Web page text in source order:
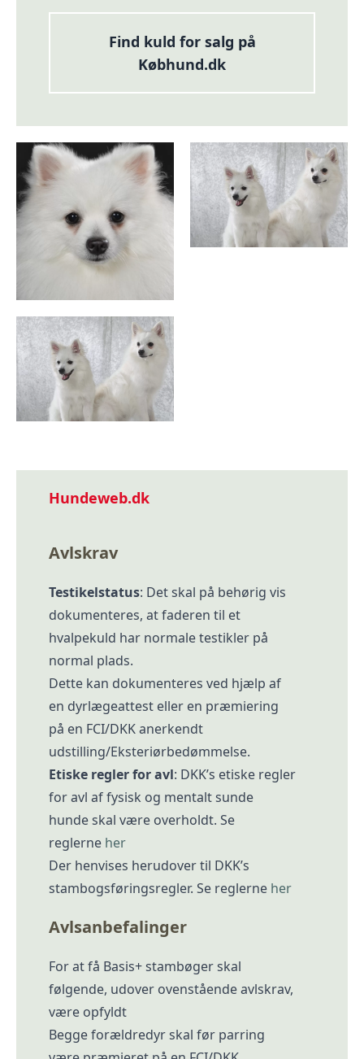
Find kuld for salg på
Købhund.dk
Hundeweb.dk
Avlskrav
Testikelstatus: Det skal på behørig vis
dokumenteres, at faderen til et
hvalpekuld har normale testikler på
normal plads.
Dette kan dokumenteres ved hjælp af
en dyrlægeattest eller en præmiering
på en FCI/DKK anerkendt
udstilling/Eksteriørbedømmelse.
Etiske regler for avl: DKK’s etiske regler
for avl af fysisk og mentalt sunde
hunde skal være overholdt. Se
reglerne her
Der henvises herudover til DKK’s
stambogsføringsregler. Se reglerne her
Avlsanbefalinger
For at få Basis+ stambøger skal
følgende, udover ovenstående avlskrav,
være opfyldt
Begge forældredyr skal før parring